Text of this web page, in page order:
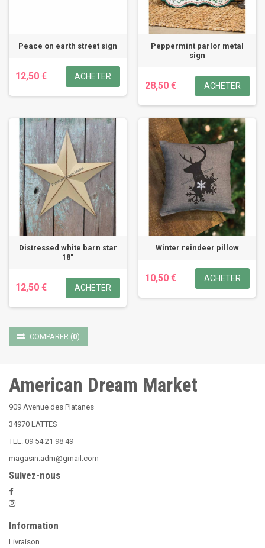
Peace on earth street sign
12,50 € ACHETER
Peppermint parlor metal
sign
28,50 € ACHETER
Distressed white barn star
18"
12,50 € ACHETER
Winter reindeer pillow
10,50 € ACHETER
COMPARER (0)
American Dream Market
909 Avenue des Platanes
34970 LATTES
TEL: 09 54 21 98 49
magasin.adm@gmail.com
Suivez-nous
Information
Livraison